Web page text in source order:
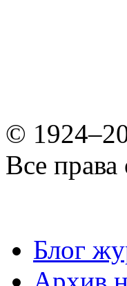
©
Все права
Блог